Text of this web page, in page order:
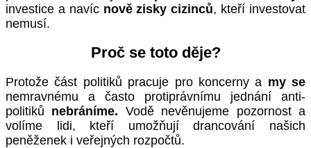
investice a navícnově zisky cizinců, kteří investovat
nemusí.
Proč se toto děje?
Protože část politiků pracuje pro koncerny a my se
nemravnému a často protiprávnímu jednání anti-
politiků nebráníme. Vodě nevěnujeme pozornost a
volíme lidi, kteří umožňují drancování našich
peněženek i veřejných rozpočtů.